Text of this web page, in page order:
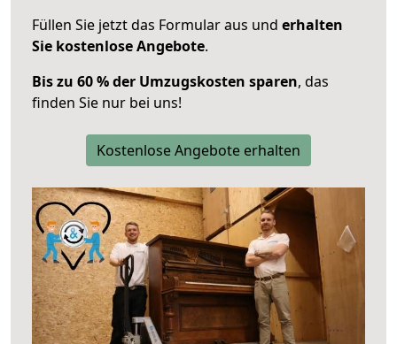
Füllen Sie jetzt das Formular aus und erhalten
Sie kostenlose Angebote.
Bis zu 60 % der Umzugskosten sparen, das
finden Sie nur bei uns!
Kostenlose Angebote erhalten